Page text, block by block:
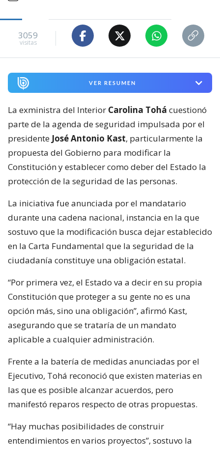
3059
visitas
VER RESUMEN
La exministra del Interior Carolina Tohá cuestionó
parte de la agenda de seguridad impulsada por el
presidente José Antonio Kast, particularmente la
propuesta del Gobierno para modificar la
Constitución y establecer como deber del Estado la
protección de la seguridad de las personas.
La iniciativa fue anunciada por el mandatario
durante una cadena nacional, instancia en la que
sostuvo que la modificación busca dejar establecido
en la Carta Fundamental que la seguridad de la
ciudadanía constituye una obligación estatal.
“Por primera vez, el Estado va a decir en su propia
Constitución que proteger a su gente no es una
opción más, sino una obligación”, afirmó Kast,
asegurando que se trataría de un mandato
aplicable a cualquier administración.
Frente a la batería de medidas anunciadas por el
Ejecutivo, Tohá reconoció que existen materias en
las que es posible alcanzar acuerdos, pero
manifestó reparos respecto de otras propuestas.
“Hay muchas posibilidades de construir
entendimientos en varios proyectos”, sostuvo la